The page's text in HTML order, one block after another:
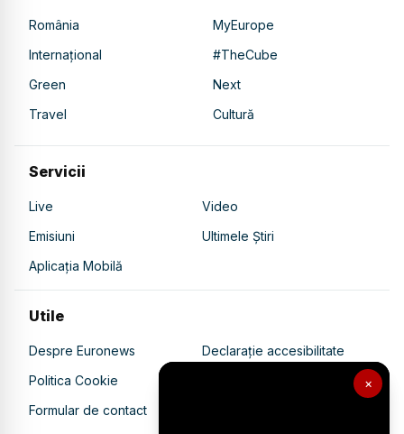
×
România
MyEurope
Internațional
#TheCube
Green
Next
Travel
Cultură
Servicii
Live
Video
Emisiuni
Ultimele Știri
Aplicația Mobilă
Utile
Despre Euronews
Declarație accesibilitate
Politica Cookie
Politica de confidențialitate
Formular de contact